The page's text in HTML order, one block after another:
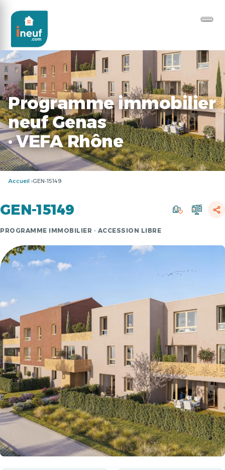
Programme immobilier
neuf Genas
· VEFA Rhône
Accueil GEN-15149
GEN-15149
PROGRAMME IMMOBILIER · ACCESSION LIBRE